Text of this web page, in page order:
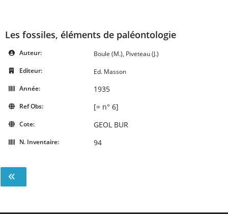
Les fossiles, éléments de paléontologie
Auteur:
Boule (M.), Piveteau (J.)
Editeur:
Ed. Masson
Année:
1935
Ref Obs: [= n° 6]
Cote: GEOL BUR
N. Inventaire: 94